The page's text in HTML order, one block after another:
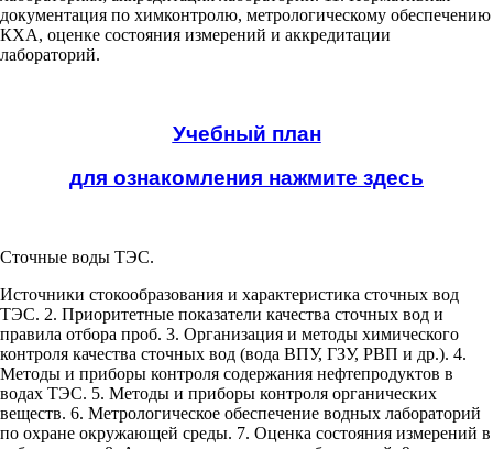
документация по химконтролю, метрологическому обеспечению
КХА, оценке состояния измерений и аккредитации
лабораторий.
Учебный план
для ознакомления нажмите здесь
Сточные воды ТЭС.
Источники стокообразования и характеристика сточных вод
ТЭС. 2. Приоритетные показатели качества сточных вод и
правила отбора проб. 3. Организация и методы химического
контроля качества сточных вод (вода ВПУ, ГЗУ, РВП и др.). 4.
Методы и приборы контроля содержания нефтепродуктов в
водах ТЭС. 5. Методы и приборы контроля органических
веществ. 6. Метрологическое обеспечение водных лабораторий
по охране окружающей среды. 7. Оценка состояния измерений в